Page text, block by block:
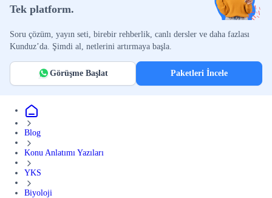
Tek platform.
Soru çözüm, yayın seti, birebir rehberlik, canlı dersler ve daha fazlası
Kunduz’da. Şimdi al, netlerini artırmaya başla.
Görüşme Başlat Paketleri İncele
Blog
Konu Anlatımı Yazıları
YKS
Biyoloji